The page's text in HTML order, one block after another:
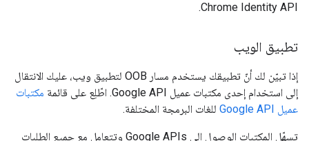
Chrome Identity API.
تطبيق الويب
إذا تبيّن لك أنّ تطبيقك يستخدم مسار OOB لتطبيق ويب، عليك الانتقال
إلى استخدام إحدى مكتبات عميل Google API. اطّلِع على قائمة
مكتبات
عميل Google API
للغات البرمجة المختلفة.
تسهّل المكتبات الوصول إلى Google APIs وتتعامل مع جميع الطلبات